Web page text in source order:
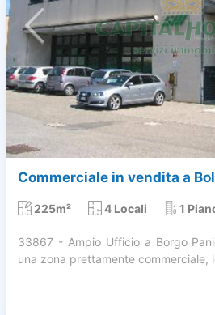
Commerciale in vendita a
225m² 4 Locali 1
33867 - Ampio Ufficio a Borgo
una zona prettamente commerciale,